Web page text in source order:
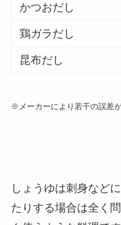
かつおだし
鶏ガラだし
昆布だし
※メーカーにより若干の誤差
しょうゆは刺身など
たりする場合は全く